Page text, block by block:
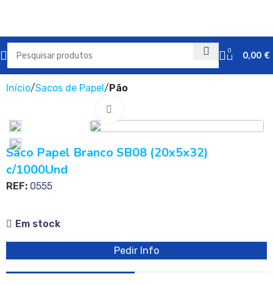
0 0,00 €
Início Sacos de Papel Pão
Saco Papel Branco SB08 (20x5x32)
c/1000Und
REF: 0555
Em stock
Pedir Info